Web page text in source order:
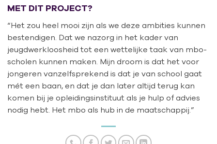
MET DIT PROJECT?
“Het zou heel mooi zijn als we deze ambities kunnen
bestendigen. Dat we nazorg in het kader van
jeugdwerkloosheid tot een wettelijke taak van mbo-
scholen kunnen maken. Mijn droom is dat het voor
jongeren vanzelfsprekend is dat je van school gaat
mét een baan, en dat je dan later altijd terug kan
komen bij je opleidingsinstituut als je hulp of advies
nodig hebt. Het mbo als hub in de maatschappij.”